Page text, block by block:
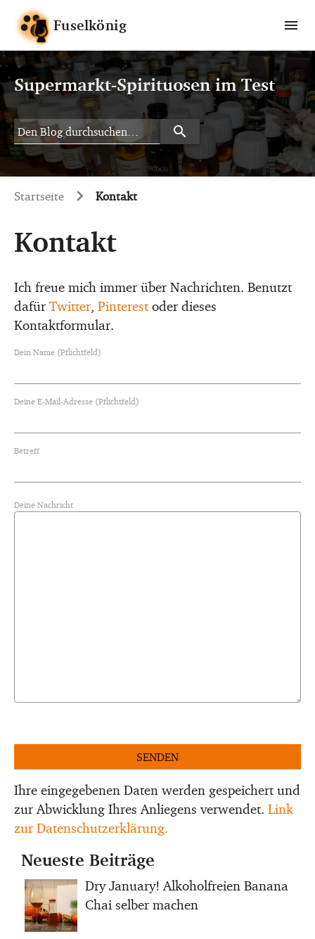
Fuselkönig
Supermarkt-Spirituosen im Test
Search search
Startseite Kontakt
Kontakt
Ich freue mich immer über Nachrichten. Benutzt
dafürTwitter, Pinterestoder dieses
Kontaktformular.
Dein Name (Pflichtfeld)
Deine E-Mail-Adresse (Pflichtfeld)
Betreff
Deine Nachricht
Bitte lasse dieses Feld leer.
Ihre eingegebenen Daten werden gespeichert und
zur Abwicklung Ihres Anliegens verwendet. Link
zur Datenschutzerklärung.
Neueste Beiträge
Dry January! Alkoholfreien Banana
Chai selber machen